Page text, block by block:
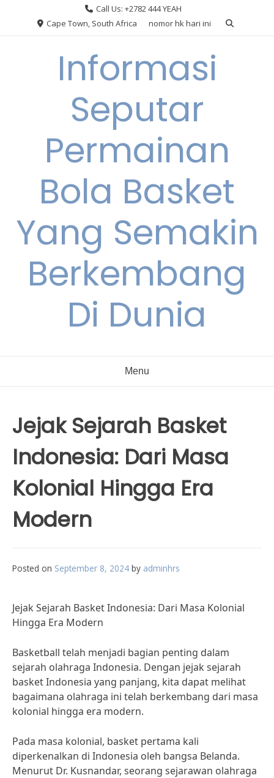
Call Us: +2782 444 YEAH
Cape Town, South Africa
nomor hk hari ini
Informasi
Seputar
Permainan
Bola Basket
Yang Semakin
Berkembang
Di Dunia
Menu
Jejak Sejarah Basket
Indonesia: Dari Masa
Kolonial Hingga Era
Modern
Posted on September 8, 2024 by adminhrs
Jejak Sejarah Basket Indonesia: Dari Masa Kolonial
Hingga Era Modern
Basketball telah menjadi bagian penting dalam
sejarah olahraga Indonesia. Dengan jejak sejarah
basket Indonesia yang panjang, kita dapat melihat
bagaimana olahraga ini telah berkembang dari masa
kolonial hingga era modern.
Pada masa kolonial, basket pertama kali
diperkenalkan di Indonesia oleh bangsa Belanda.
Menurut Dr. Kusnandar, seorang sejarawan olahraga